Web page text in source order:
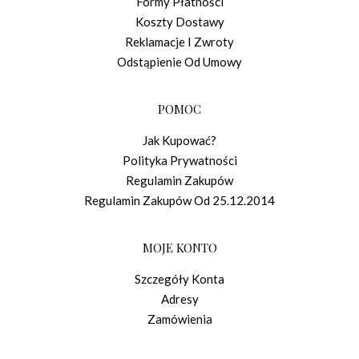
Koszty Dostawy
Reklamacje I Zwroty
Odstąpienie Od Umowy
POMOC
Jak Kupować?
Polityka Prywatności
Regulamin Zakupów
Regulamin Zakupów Od 25.12.2014
MOJE KONTO
Szczegóły Konta
Adresy
Zamówienia